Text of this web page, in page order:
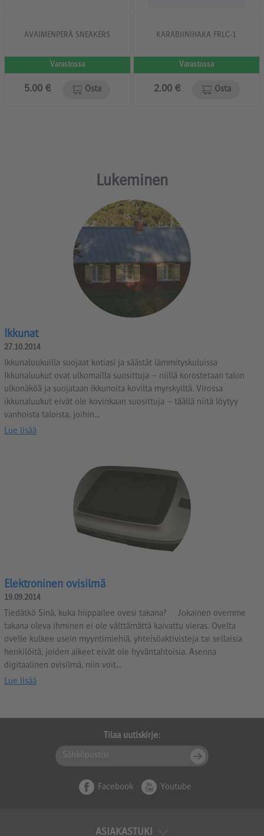
AVAIMENPERÄ SNEAKERS
Varastossa
5.00 € Osta
KARABIINIHAKA FRLC-1
Varastossa
2.00 € Osta
Lukeminen
Ikkunat
27.10.2014
Ikkunaluukuilla suojaat kotiasi ja säästät lämmityskuluissa
Ikkunaluukut ovat ulkomailla suosittuja – niillä korostetaan talon
ulkonäköä ja suojataan ikkunoita kovilta myrskyiltä. Virossa
ikkunaluukut eivät ole kovinkaan suosittuja – täällä niitä löytyy
vanhoista taloista, joihin...
Lue lisää
Elektroninen ovisilmä
19.09.2014
Tiedätkö Sinä, kuka hiippailee ovesi takana? Jokainen ovemme
takana oleva ihminen ei ole välttämättä kaivattu vieras. Ovelta
ovelle kulkee usein myyntimiehiä, yhteisöaktivisteja tai sellaisia
henkilöitä, joiden aikeet eivät ole hyväntahtoisia. Asenna
digitaalinen ovisilmä, niin voit...
Lue lisää
Tilaa uutiskirje:
Facebook Youtube
ASIAKASTUKI